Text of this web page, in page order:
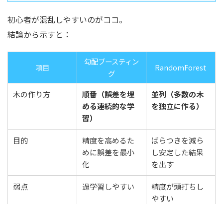
初心者が混乱しやすいのがココ。
結論から示すと：
項目
勾配ブースティン
グ
RandomForest
木の作り方
順番（誤差を埋
める連続的な学
習）
並列（多数の木
を独立に作る）
目的
精度を高めるた
めに誤差を最小
化
ばらつきを減ら
し安定した結果
を出す
弱点 過学習しやすい
精度が頭打ちし
やすい